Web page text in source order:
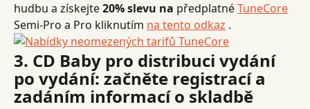
hudbu a získejte 20% slevu na předplatné TuneCore
Semi-Pro a Pro kliknutím na tento odkaz .
3. CD Baby pro distribuci vydání
po vydání: začněte registrací a
zadáním informací o skladbě